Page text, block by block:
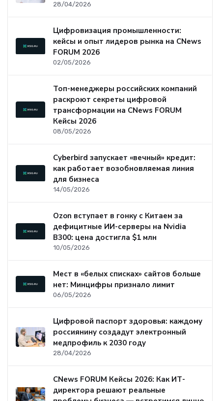
28/04/2026
Цифровизация промышленности:
кейсы и опыт лидеров рынка на CNews
FORUM 2026
02/05/2026
Топ-менеджеры российских компаний
раскроют секреты цифровой
трансформации на CNews FORUM
Кейсы 2026
08/05/2026
Cyberbird запускает «вечный» кредит:
как работает возобновляемая линия
для бизнеса
14/05/2026
Ozon вступает в гонку с Китаем за
дефицитные ИИ-серверы на Nvidia
B300: цена достигла $1 млн
10/05/2026
Мест в «белых списках» сайтов больше
нет: Минцифры признало лимит
06/05/2026
Цифровой паспорт здоровья: каждому
россиянину создадут электронный
медпрофиль к 2030 году
28/04/2026
CNews FORUM Кейсы 2026: Как ИТ-
директора решают реальные